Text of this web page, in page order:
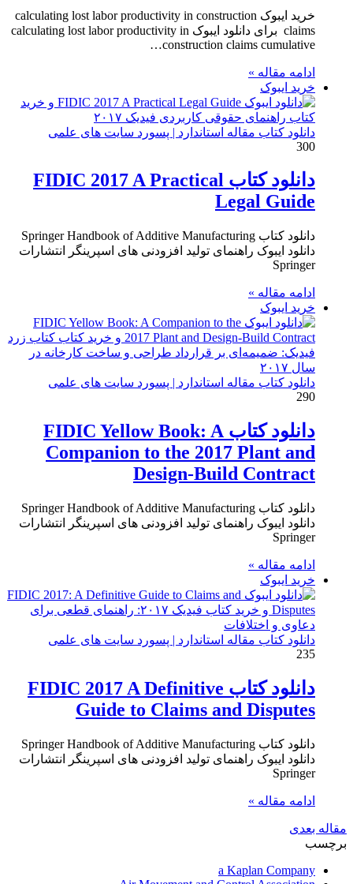
خرید ایبوک calculating lost labor productivity in construction
claims برای دانلود ایبوک calculating lost labor productivity in
construction claims cumulative…
ادامه مقاله »
خرید ایبوک
دانلود کتاب مقاله استاندارد | پسورد سایت های علمی
300
دانلود کتاب FIDIC 2017 A Practical
Legal Guide
دانلود کتاب Springer Handbook of Additive Manufacturing
دانلود ایبوک راهنمای تولید افزودنی های اسپرینگر انتشارات
Springer
ادامه مقاله »
خرید ایبوک
دانلود کتاب مقاله استاندارد | پسورد سایت های علمی
290
دانلود کتاب FIDIC Yellow Book: A
Companion to the 2017 Plant and
Design-Build Contract
دانلود کتاب Springer Handbook of Additive Manufacturing
دانلود ایبوک راهنمای تولید افزودنی های اسپرینگر انتشارات
Springer
ادامه مقاله »
خرید ایبوک
دانلود کتاب مقاله استاندارد | پسورد سایت های علمی
235
دانلود کتاب FIDIC 2017 A Definitive
Guide to Claims and Disputes
دانلود کتاب Springer Handbook of Additive Manufacturing
دانلود ایبوک راهنمای تولید افزودنی های اسپرینگر انتشارات
Springer
ادامه مقاله »
مقاله بعدی
برچسب
a Kaplan Company